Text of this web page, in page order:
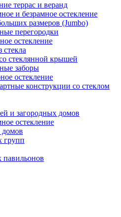
террас и веранд
и безрамное остекление
размеров (Jumbo)
перегородки
остекление
стекла
стеклянной крышей
заборы
остекление
конструкции со стеклом
и загородных домов
остекление
домов
групп
павильонов